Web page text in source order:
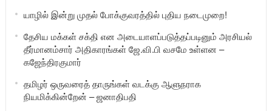
யாழில் இன்று முதல் போக்குவரத்தில் புதிய நடைமுறை!
தேசிய மக்கள் சக்தி என அடையாளப்படுத்தப்படினும் அரசியல்
தீர்மானம்சார் அதிகாரங்கள் ஜே.வி.பி வசமே உள்ளன –
கஜேந்திரகுமார்
தமிழர் ஒருவரைத் தாருங்கள் வடக்கு ஆளுநராக
நியமிக்கின்றேன் – ஜனாதிபதி